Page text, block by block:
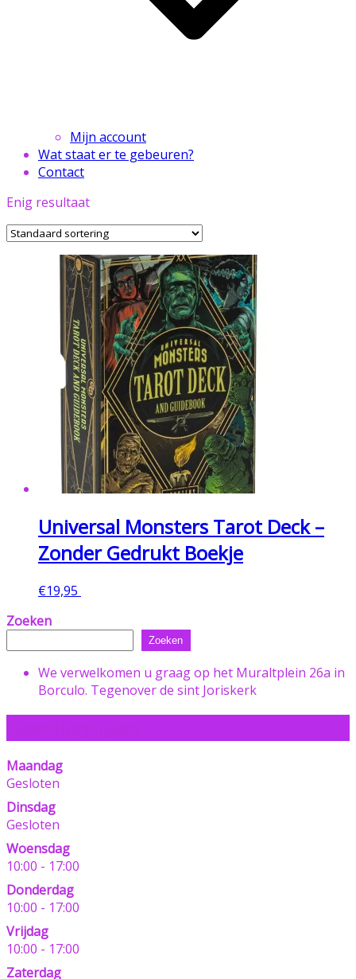
Mijn account
Wat staat er te gebeuren?
Contact
Enig resultaat
Universal Monsters Tarot Deck –
Zonder Gedrukt Boekje
€19,95
Zoeken
Zoeken
We verwelkomen u graag op het Muraltplein 26a in
Borculo. Tegenover de sint Joriskerk
Maandag
Gesloten
Dinsdag
Gesloten
Woensdag
10:00 - 17:00
Donderdag
10:00 - 17:00
Vrijdag
10:00 - 17:00
Zaterdag